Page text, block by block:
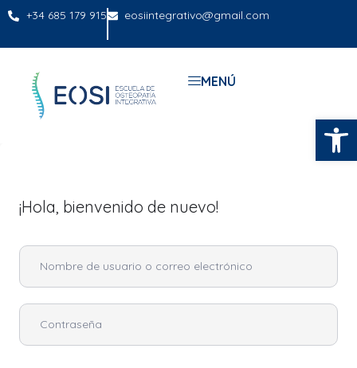
+34 685 179 915 eosiintegrativo@gmail.com
MENÚ
¡Hola, bienvenido de nuevo!